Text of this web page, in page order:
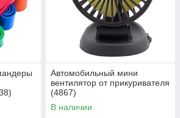
Автомобильный мини
вентилятор от прикуривателя
(4867)
В наличии